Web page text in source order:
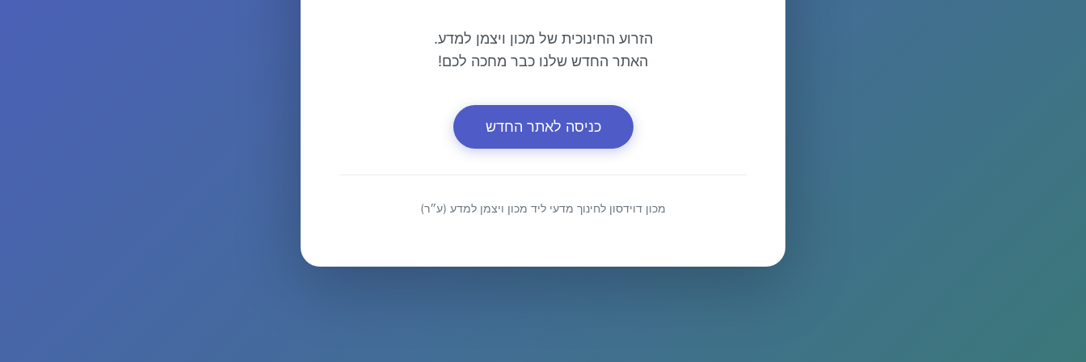
הזרוע החינוכית של מכון ויצמן למדע.
האתר החדש שלנו כבר מחכה לכם!
כניסה לאתר החדש
מכון דוידסון לחינוך מדעי ליד מכון ויצמן למדע (ע״ר)